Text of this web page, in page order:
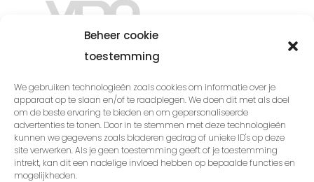
Beheer cookie
toestemming
We gebruiken technologieën zoals cookies om informatie over je
apparaat op te slaan en/of te raadplegen. We doen dit met als doel
om de beste ervaring te bieden en om gepersonaliseerde
advertenties te tonen. Door in te stemmen met deze technologieën
kunnen we gegevens zoals bladeren gedrag of unieke ID's op deze
site verwerken. Als je geen toestemming geeft of je toestemming
intrekt, kan dit een nadelige invloed hebben op bepaalde functies en
mogelijkheden.
Contact
Van Dongen Online
Liessentstraat 9a
5405AH Uden